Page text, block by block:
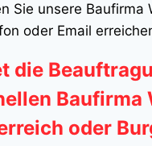
Sie unsere Baufirma
oder Email
die
Baufirma
oder